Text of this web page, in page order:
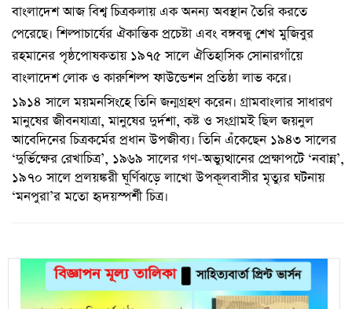
বাংলাদেশ আজ বিশ্ব চিত্রকলায় এক অনন্য অবস্থান তৈরি করতে
পেরেছে। শিল্পাচার্যের ঐকান্তিক প্রচেষ্টা এবং বঙ্গবন্ধু শেখ মুজিবুর
রহমানের পৃষ্ঠপোষকতায় ১৯৭৫ সালে ঐতিহাসিক সোনারগাঁয়ে
বাংলাদেশ লোক ও কারুশিল্প ফাউন্ডেশন প্রতিষ্ঠা লাভ করে।
১৯১৪ সালে ময়মনসিংহে তিনি জন্মগ্রহণ করেন। গ্রামবাংলার সাধারণ
মানুষের জীবনযাত্রা, মানুষের দুর্দশা, কষ্ট ও সংগ্রামই ছিল জয়নুল
আবেদিনের চিত্রকর্মের প্রধান উপজীব্য। তিনি এঁকেছেন ১৯৪৩ সালের
‘দুর্ভিক্ষের রেখাচিত্র’, ১৯৬৯ সালের গণ-অভ্যুত্থানের প্রেক্ষাপটে ‘নবান্ন’,
১৯৭০ সালে প্রলয়ঙ্করী ঘূর্ণিঝড়ে লাখো উপকূলবাসীর মৃত্যুর ঘটনায়
‘মনপুরা’র মতো হৃদয়স্পর্শী চিত্র।